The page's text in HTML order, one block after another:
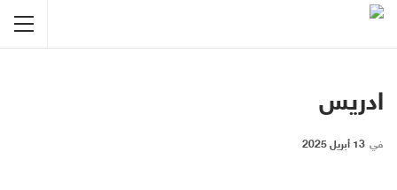
ادريس
في 13 أبريل 2025